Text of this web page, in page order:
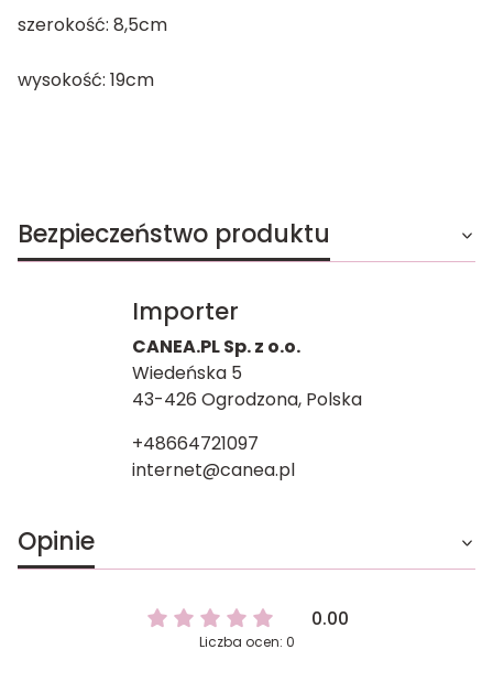
szerokość: 8,5cm
wysokość: 19cm
Bezpieczeństwo produktu
Importer
CANEA.PL Sp. z o.o.
Wiedeńska 5
43-426 Ogrodzona, Polska
+48664721097
internet@canea.pl
Opinie
0.00
Liczba ocen: 0